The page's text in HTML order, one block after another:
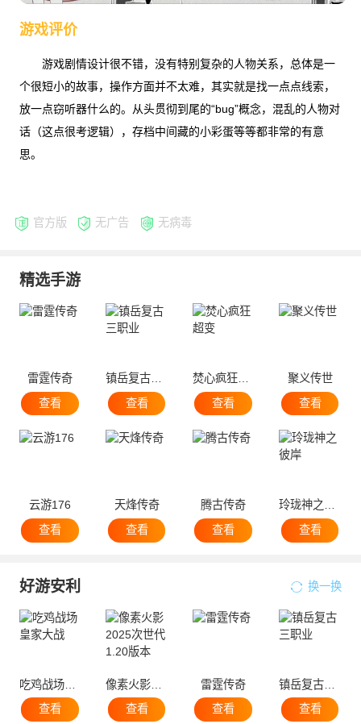
游戏评价
游戏剧情设计很不错，没有特别复杂的人物关系，总体是一
个很短小的故事，操作方面并不太难，其实就是找一点点线索，
放一点窃听器什么的。从头贯彻到尾的“bug”概念，混乱的人物对
话（这点很考逻辑），存档中间藏的小彩蛋等等都非常的有意
思。
官方版 无广告 无病毒
精选手游
雷霆传奇
查看
查看
焚心疯狂超变
查看
聚义传世
查看
云游176
查看
天烽传奇
查看
腾古传奇
查看
查看
好游安利 换一换
吃鸡战场皇家大战
查看
查看
雷霆传奇
查看
查看